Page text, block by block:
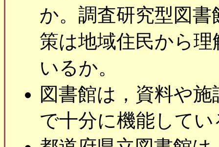
か。調査研究型図
策は地域住民から
いるか。
図書館は，資料や
で十分に機能して